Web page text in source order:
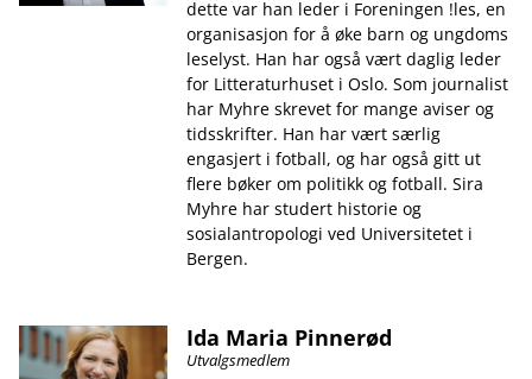
dette var han leder i Foreningen !les, en
organisasjon for å øke barn og ungdoms
leselyst. Han har også vært daglig leder
for Litteraturhuset i Oslo. Som journalist
har Myhre skrevet for mange aviser og
tidsskrifter. Han har vært særlig
engasjert i fotball, og har også gitt ut
flere bøker om politikk og fotball. Sira
Myhre har studert historie og
sosialantropologi ved Universitetet i
Bergen.
Ida Maria Pinnerød
Utvalgsmedlem